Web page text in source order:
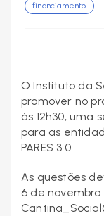
financiamento
O Instituto da
promover no
às 12h30, uma
para as
PARES 3.0.
As questões
6 de